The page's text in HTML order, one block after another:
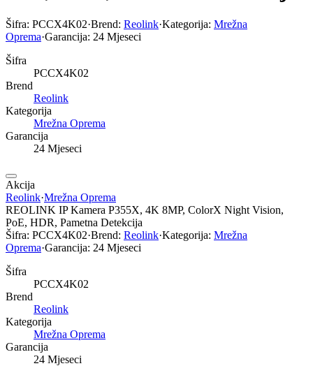
Šifra: PCCX4K02·Brend: Reolink·Kategorija: Mrežna
Oprema·Garancija: 24 Mjeseci
Šifra
PCCX4K02
Brend
Reolink
Kategorija
Mrežna Oprema
Garancija
24 Mjeseci
Akcija
Reolink·Mrežna Oprema
REOLINK IP Kamera P355X, 4K 8MP, ColorX Night Vision,
PoE, HDR, Pametna Detekcija
Šifra: PCCX4K02·Brend: Reolink·Kategorija: Mrežna
Oprema·Garancija: 24 Mjeseci
Šifra
PCCX4K02
Brend
Reolink
Kategorija
Mrežna Oprema
Garancija
24 Mjeseci